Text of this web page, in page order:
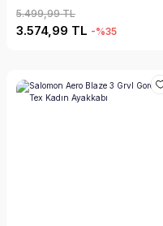
5.499,99 TL
3.574,99 TL -%35